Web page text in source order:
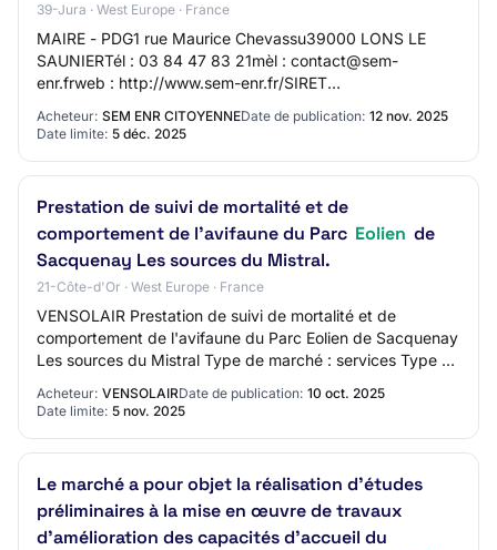
39-Jura · West Europe · France
MAIRE - PDG1 rue Maurice Chevassu39000 LONS LE
SAUNIERTél : 03 84 47 83 21mèl : contact@sem-
enr.frweb : http://www.sem-enr.fr/SIRET
NonPrincipale(s) activité(s…
Acheteur: SEM ENR CITOYENNEDate de publication: 12 nov. 2025
Date limite: 5 déc. 2025
Prestation de suivi de mortalité et de
comportement de l'avifaune du Parc Eolien de
Sacquenay Les sources du Mistral.
21-Côte-d'Or · West Europe · France
VENSOLAIR Prestation de suivi de mortalité et de
comportement de l'avifaune du Parc Eolien de Sacquenay
Les sources du Mistral Type de marché : services Type de
Acheteur: VENSOLAIRDate de publication: 10 oct. 2025
Date limite: 5 nov. 2025
Le marché a pour objet la réalisation d'études
préliminaires à la mise en œuvre de travaux
d’amélioration des capacités d’accueil du